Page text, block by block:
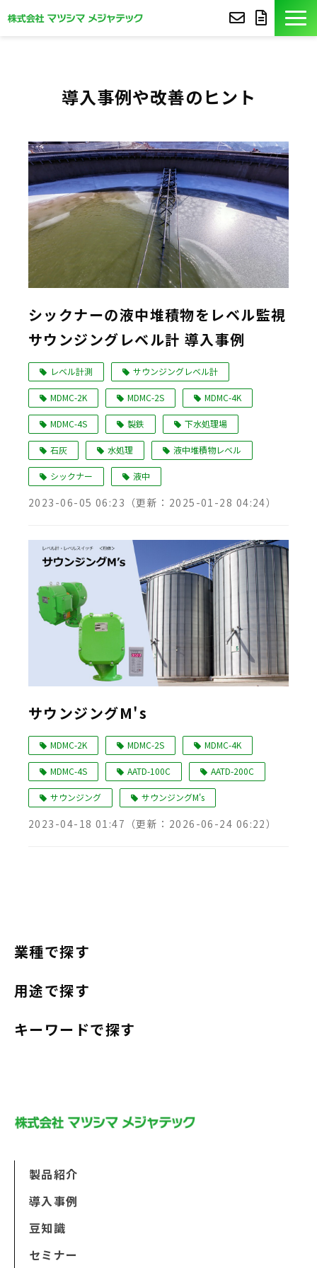
コア技術
セミナー
よくあるご質問
Language
導入事例や改善のヒント
シックナーの液中堆積物をレベル監視
サウンジングレベル計 導入事例
レベル計測 サウンジングレベル計
MDMC-2K MDMC-2S MDMC-4K
MDMC-4S 製鉄 下水処理場
石灰 水処理 液中堆積物レベル
シックナー 液中
2023-06-05 06:23 （更新： 2025-01-28 04:24）
サウンジングM's
MDMC-2K MDMC-2S MDMC-4K
MDMC-4S AATD-100C AATD-200C
サウンジング サウンジングM's
2023-04-18 01:47 （更新： 2026-06-24 06:22）
業種で探す
用途で探す
キーワードで探す
製品紹介
導入事例
豆知識
セミナー